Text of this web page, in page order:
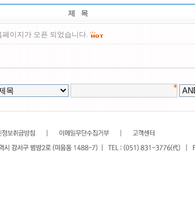
제 목
이지가 오픈 되었습니다.